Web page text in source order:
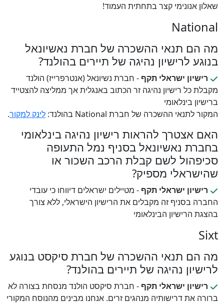
שאלון אנונימי קצר בתחתית העמוד!
National
מה הם תנאי ההשכרה של חברת נאשיונאל
בנוגע לרישיון נהיגה של תיירים בהולנד?
רישיון ישראלי תקף - חברת נשיונאל (אנטרפרייז) הולנד
מקבלת כל רישיון נהיגה זר הכתוב באנגלית אך ממליצה להצטייד
ברישיון בינלאומי
המקור לתנאי ההשכרה של חברת National בהולנד:
לינק למקור.
האם אצטרך להראות רישיון נהיגה בינלאומי
בחברת נאשיונאל בסניף נמל התעופה
סכיפהול לשם קבלת הרכב השכור או
שהישראלי מספיק?
רישיון ישראלי תקף - מטיילים ישראלים דיווחו כי עובדי
החברה בסניף זה מקבלים את הרישיון הישראלי, ללא צורך
בהצגת הרישיון הבינלאומי
Sixt
מה הם תנאי ההשכרה של חברת סיקסט בנוגע
לרישיון נהיגה של תיירים בהולנד?
רישיון ישראלי תקף - חברת סיקסט הולנד מנסחת בצורה לא
ברורה את דרישותיה מנהגים זרים. אנחנו מבינים מהנוסח המקורי